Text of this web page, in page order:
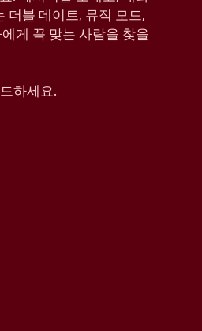
더블 데이트, 뮤직 모드,
게 꼭 맞는 사람을 찾을
하세요.